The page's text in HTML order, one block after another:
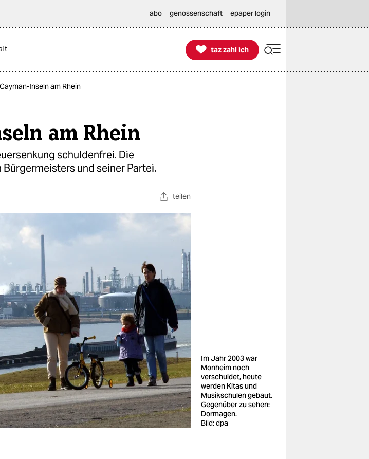
abo genossenschaft epaper login

taz zahl ich
taz zahl ich
Inseln am Rhein
am Rhein
schuldenfrei. Die
und seiner Partei.
teilen
Im Jahr 2003 war
Monheim noch
verschuldet, heute
werden Kitas und
Musikschulen gebaut.
Gegenüber zu sehen:
Dormagen.
Bild: dpa